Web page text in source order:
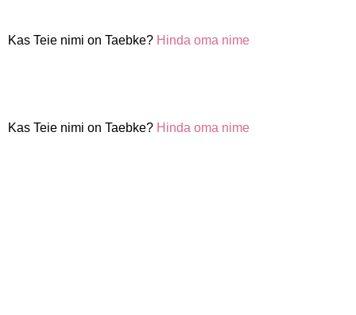
Kas Teie nimi on Taebke? Hinda oma nime
Kas Teie nimi on Taebke? Hinda oma nime